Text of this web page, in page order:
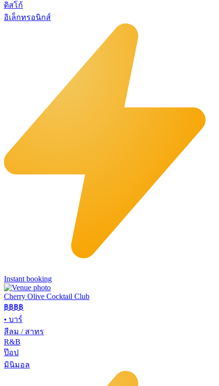
ดิสโก้
อิเล็กทรอนิกส์
Instant booking
Cherry Olive Cocktail Club
฿฿฿฿
• บาร์
สีลม / สาทร
R&B
ป๊อป
มินิมอล